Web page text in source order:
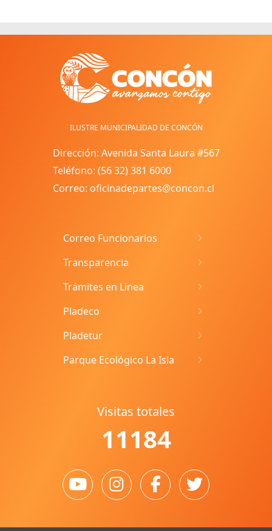
ILUSTRE MUNICIPALIDAD DE CONCÓN
Dirección: Avenida Santa Laura #567
Teléfono: (56 32) 381 6000
Correo: oficinadepartes@concon.cl
Correo Funcionarios
Transparencia
Trámites en Linea
Pladeco
Pladetur
Parque Ecológico La Isla
Visitas totales
11184